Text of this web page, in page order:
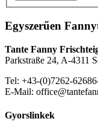
Egyszerűen
Tante Fanny
Parkstraße 24, A-4311
Tel: +43-(0)7262-
E-Mail:
Gyorslinkek